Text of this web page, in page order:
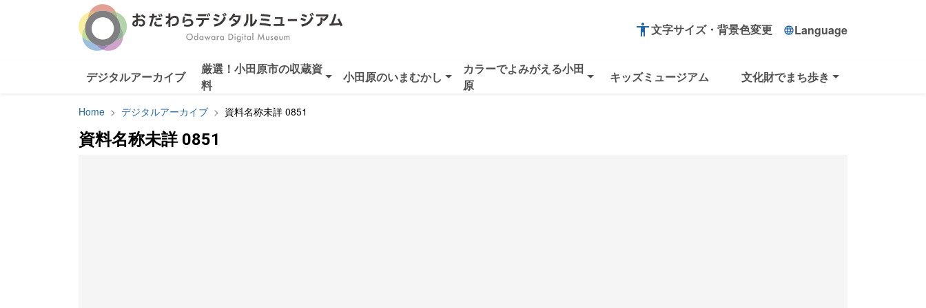
accessibility文字サイズ・背景色変更 languageLanguage
デジタルアーカイブ
厳選！小田原市の収蔵資
料
小田原のいまむかし
カラーでよみがえる小田
原
キッズミュージアム 文化財でまち歩き
Home デジタルアーカイブ 資料名称未詳 0851
資料名称未詳 0851